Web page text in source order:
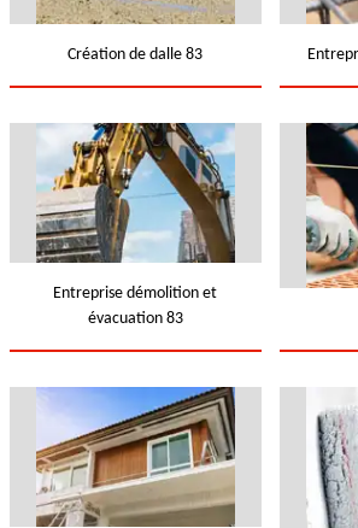
Création de dalle 83
Entreprise démolition et
évacuation 83